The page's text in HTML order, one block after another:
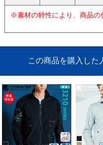
※素材の特性により、商品の
この商品を購入した